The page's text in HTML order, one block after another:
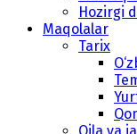
Hozirgi
Maqolalar
Tarix
Oila va